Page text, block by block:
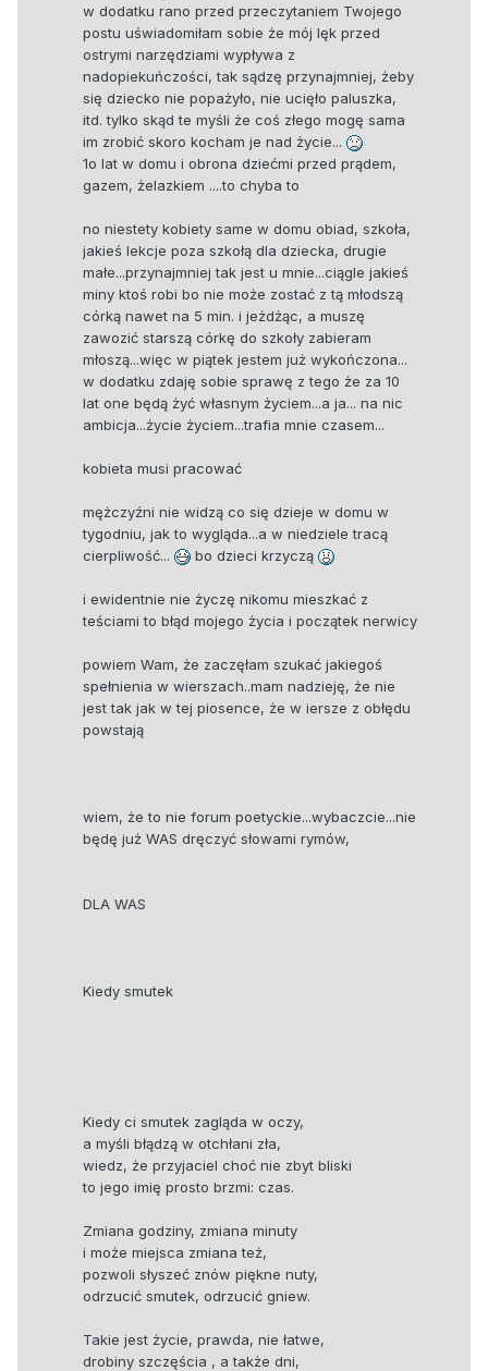
w dodatku rano przed przeczytaniem Twojego
postu uświadomiłam sobie że mój lęk przed
ostrymi narzędziami wypływa z
nadopiekuńczości, tak sądzę przynajmniej, żeby
się dziecko nie popażyło, nie ucięło paluszka,
itd. tylko skąd te myśli że coś złego mogę sama
im zrobić skoro kocham je nad życie...
1o lat w domu i obrona dziećmi przed prądem,
gazem, żelazkiem ....to chyba to
no niestety kobiety same w domu obiad, szkoła,
jakieś lekcje poza szkołą dla dziecka, drugie
małe...przynajmniej tak jest u mnie...ciągle jakieś
miny ktoś robi bo nie może zostać z tą młodszą
córką nawet na 5 min. i jeżdżąc, a muszę
zawozić starszą córkę do szkoły zabieram
młoszą...więc w piątek jestem już wykończona...
w dodatku zdaję sobie sprawę z tego że za 10
lat one będą żyć własnym życiem...a ja... na nic
ambicja...życie życiem...trafia mnie czasem...
kobieta musi pracować
mężczyźni nie widzą co się dzieje w domu w
tygodniu, jak to wygląda...a w niedziele tracą
cierpliwość...
bo dzieci krzyczą
i ewidentnie nie życzę nikomu mieszkać z
teściami to błąd mojego życia i początek nerwicy
powiem Wam, że zaczęłam szukać jakiegoś
spełnienia w wierszach..mam nadzieję, że nie
jest tak jak w tej piosence, że w iersze z obłędu
powstają
wiem, że to nie forum poetyckie...wybaczcie...nie
będę już WAS dręczyć słowami rymów,
DLA WAS
Kiedy smutek
Kiedy ci smutek zagląda w oczy,
a myśli błądzą w otchłani zła,
wiedz, że przyjaciel choć nie zbyt bliski
to jego imię prosto brzmi: czas.
Zmiana godziny, zmiana minuty
i może miejsca zmiana też,
pozwoli słyszeć znów piękne nuty,
odrzucić smutek, odrzucić gniew.
Takie jest życie, prawda, nie łatwe,
drobiny szczęścia , a także dni,